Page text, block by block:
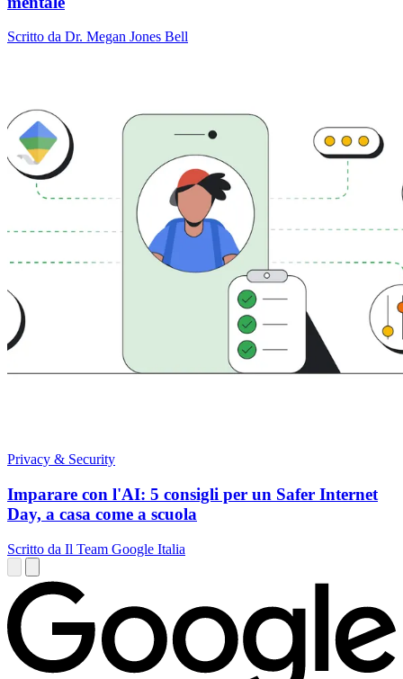
Scritto da Dr. Megan Jones Bell
Privacy & Security
Imparare con l'AI: 5 consigli per un Safer Internet
Day, a casa come a scuola
Scritto da Il Team Google Italia